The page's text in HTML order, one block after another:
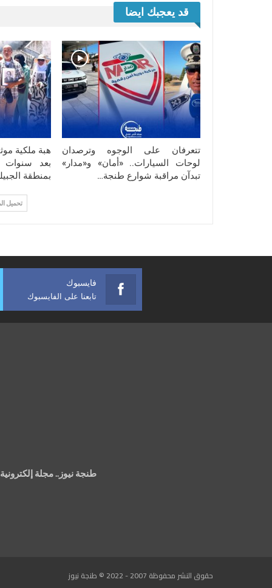
قد يعجبك ايضا
تتعرفان على الوجوه وترصدان
لوحات السيارات.. «أمان» و«مدار»
تبدآن مراقبة شوارع طنجة…
هبة ملكية
بعد سنوات
بمنطقة
تحميل
فايسبوك
تابعنا على الفايسبوك
طنجة نيوز.. مجلة
حقوق النشر محفوظة 2007 - 2022 © طنجة نيوز